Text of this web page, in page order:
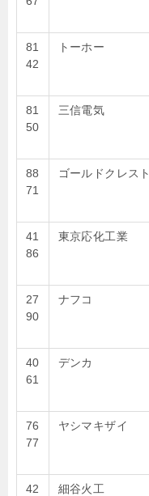
81
42
トーホー
81
50
三信電気
88
71
ゴールドクレスト
41
86
東京応化工業
27
90
ナフコ
40
61
デンカ
76
77
ヤシマキザイ
42
細谷火工